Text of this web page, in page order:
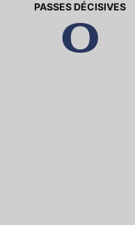
PASSES DÉCISIVES
0